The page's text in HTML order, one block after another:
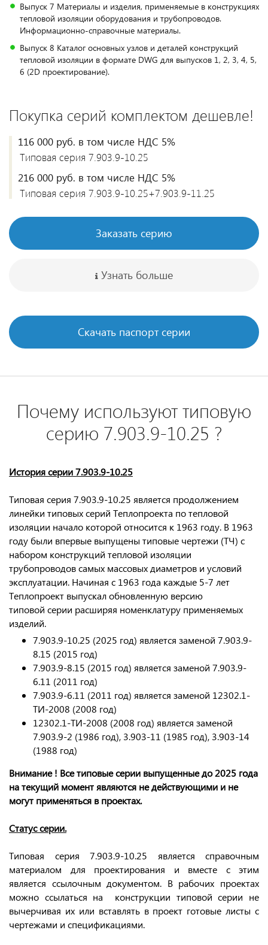
Выпуск 7 Материалы и изделия, применяемые в конструкциях
тепловой изоляции оборудования и трубопроводов.
Информационно-справочные материалы.
Выпуск 8 Каталог основных узлов и деталей конструкций
тепловой изоляции в формате DWG для выпусков 1, 2, 3, 4, 5,
6 (2D проектирование).
Покупка серий комплектом дешевле!
116 000 руб. в том числе НДС 5%
Типовая серия 7.903.9-10.25
216 000 руб. в том числе НДС 5%
Типовая серия 7.903.9-10.25+7.903.9-11.25
Заказать серию
Узнать больше
Скачать паспорт серии
Почему используют типовую
серию 7.903.9-10.25 ?
История серии 7.903.9-10.25
Типовая серия 7.903.9-10.25 является продолжением
линейки типовых серий Теплопроекта по тепловой
изоляции начало которой относится к 1963 году. В 1963
году были впервые выпущены типовые чертежи (ТЧ) с
набором конструкций тепловой изоляции
трубопроводов самых массовых диаметров и условий
эксплуатации. Начиная с 1963 года каждые 5-7 лет
Теплопроект выпускал обновленную версию
типовой серии расширяя номенклатуру применяемых
изделий.
7.903.9-10.25 (2025 год) является заменой 7.903.9-
8.15 (2015 год)
7.903.9-8.15 (2015 год) является заменой 7.903.9-
6.11 (2011 год)
7.903.9-6.11 (2011 год) является заменой 12302.1-
ТИ-2008 (2008 год)
12302.1-ТИ-2008 (2008 год) является заменой
7.903.9-2 (1986 год), 3.903-11 (1985 год), 3.903-14
(1988 год)
Внимание ! Все типовые серии выпущенные до 2025 года
на текущий момент являются не действующими и не
могут применяться в проектах.
Статус серии.
Типовая серия 7.903.9-10.25 является справочным
материалом для проектирования и вместе с этим
является ссылочным документом. В рабочих проектах
можно ссылаться на конструкции типовой серии не
вычерчивая их или вставлять в проект готовые листы с
чертежами и спецификациями.